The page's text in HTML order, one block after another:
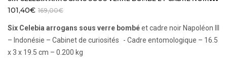
169,00€
101,40€
Six Celebia arrogans sous verre bombéet cadre noir Napoléon III
– Indonésie – Cabinet de curiosités - Cadre entomologique – 16.5
x 3 x 19.5 cm – 0.200 kg